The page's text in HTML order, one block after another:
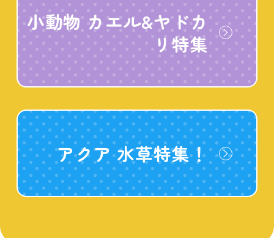
小動物 カエル&ヤドカ
リ特集
アクア 水草特集！